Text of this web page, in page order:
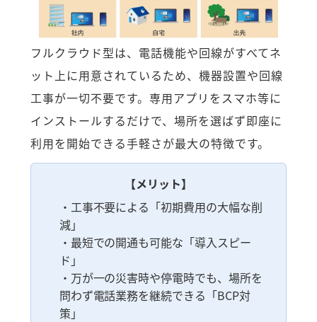
フルクラウド型は、電話機能や回線がすべてネ
ット上に用意されているため、機器設置や回線
工事が一切不要です。専用アプリをスマホ等に
インストールするだけで、場所を選ばず即座に
利用を開始できる手軽さが最大の特徴です。
【メリット】
・工事不要による「初期費用の大幅な削
減」
・最短での開通も可能な「導入スピー
ド」
・万が一の災害時や停電時でも、場所を
問わず電話業務を継続できる「BCP対
策」